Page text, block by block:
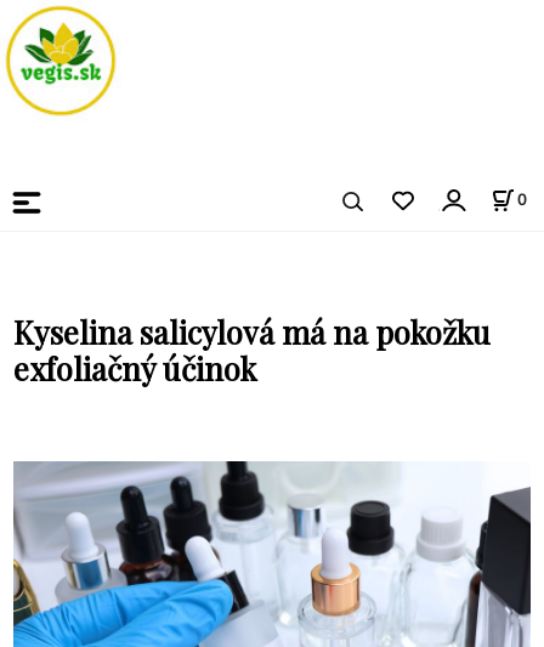
0
Kyselina salicylová má na pokožku
exfoliačný účinok